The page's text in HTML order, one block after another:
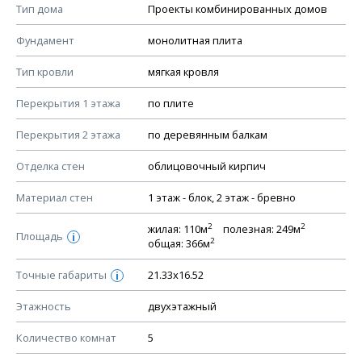
Тип дома Проекты комбинированных домов
Фундамент монолитная плита
Тип кровли мягкая кровля
Перекрытия 1 этажа по плите
Перекрытия 2 этажа по деревянным балкам
Отделка стен облицовочный кирпич
Материал стен 1 этаж - блок, 2 этаж - бревно
Площадь i
жилая: 110м2 полезная: 249м2
общая: 366м2
Точные габариты i 21.33х16.52
Этажность двухэтажный
Количество комнат 5
КОНСТРУКТИВНЫЕ РЕШЕНИЯ (КР)
Ведомость рабочих чертежей основного комплекта КР
План фундамента
Устройство фундамента, спецификация материалов
Планы перекрытий этажей, спецификация элементов
Устройство перекрытий
Устройство стен
Спецификация материалов стен
Схема расположения лаг чердака (если есть)
Схема расположения элементов стропил
Спецификация элементов стропил
Устройство стропильной системы
Узлы устройства кровли